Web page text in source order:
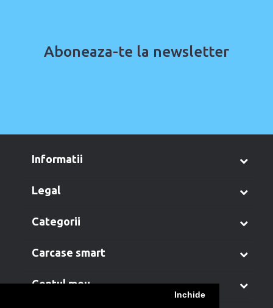
Inchide
Aboneaza-te la newsletter
informatii
legal
categorii
carcase smart
contul meu